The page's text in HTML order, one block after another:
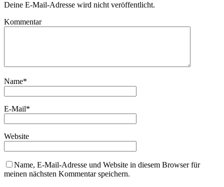
Deine E-Mail-Adresse wird nicht veröffentlicht.
Kommentar
Name*
E-Mail*
Website
Name, E-Mail-Adresse und Website in diesem Browser für
meinen nächsten Kommentar speichern.